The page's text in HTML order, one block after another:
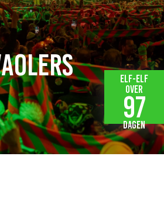
Elf-elf
over
97
dagen